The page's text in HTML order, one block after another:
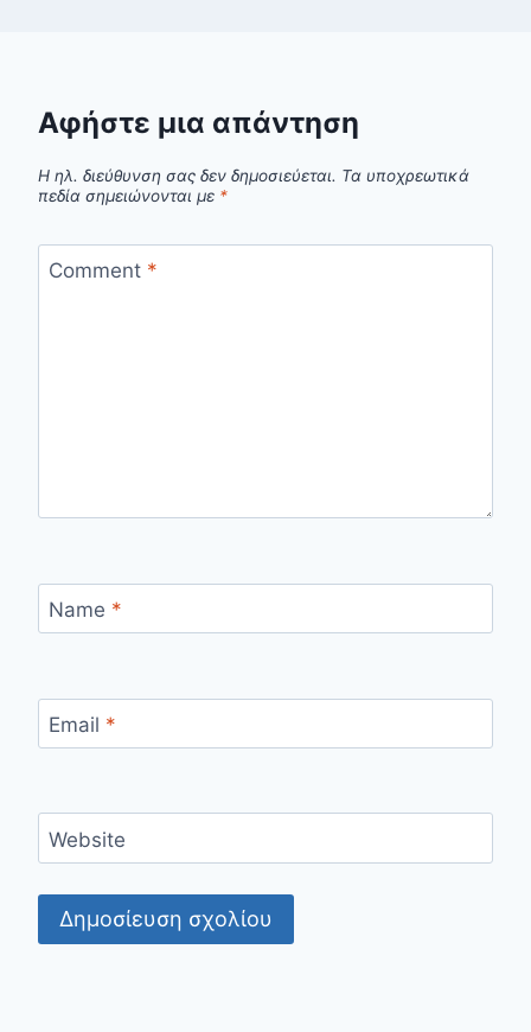
Αφήστε μια απάντηση
Η ηλ. διεύθυνση σας δεν δημοσιεύεται. Τα υποχρεωτικά
πεδία σημειώνονται με *
Comment *
Name *
Email *
Website